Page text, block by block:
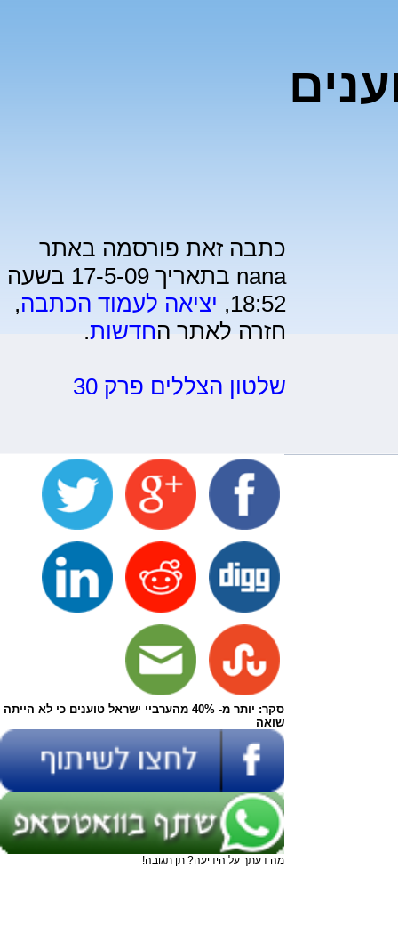
כתבה זאת פורסמה באתר
nana בתאריך 17-5-09 בשעה
18:52, יציאה לעמוד הכתבה,
חזרה לאתר החדשות.
שלטון הצללים פרק 30
סקר: יותר מ- 40% מהערביי ישראל טוענים כי לא הייתה
שואה
מה דעתך על הידיעה? תן תגובה!